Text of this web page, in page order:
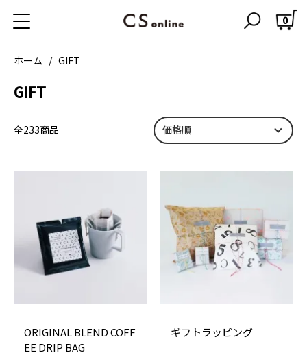
0
ホーム GIFT
GIFT
全233商品
ORIGINAL BLEND COFF
EE DRIP BAG
ギフトラッピング